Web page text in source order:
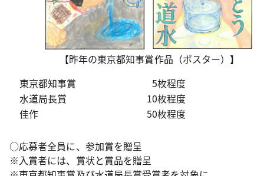
【昨年の東京都知事賞作品（ポスター）】
東京都知事賞
5枚程度
水道局長賞
10枚程度
佳作
50枚程度
○応募者全員に、参加賞を贈呈
※入賞者には、賞状と賞品を贈呈